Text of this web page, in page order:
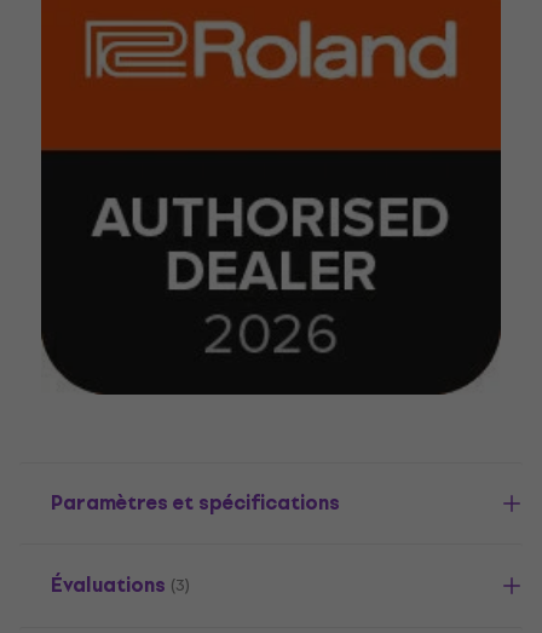
Paramètres et spécifications
Évaluations (3)